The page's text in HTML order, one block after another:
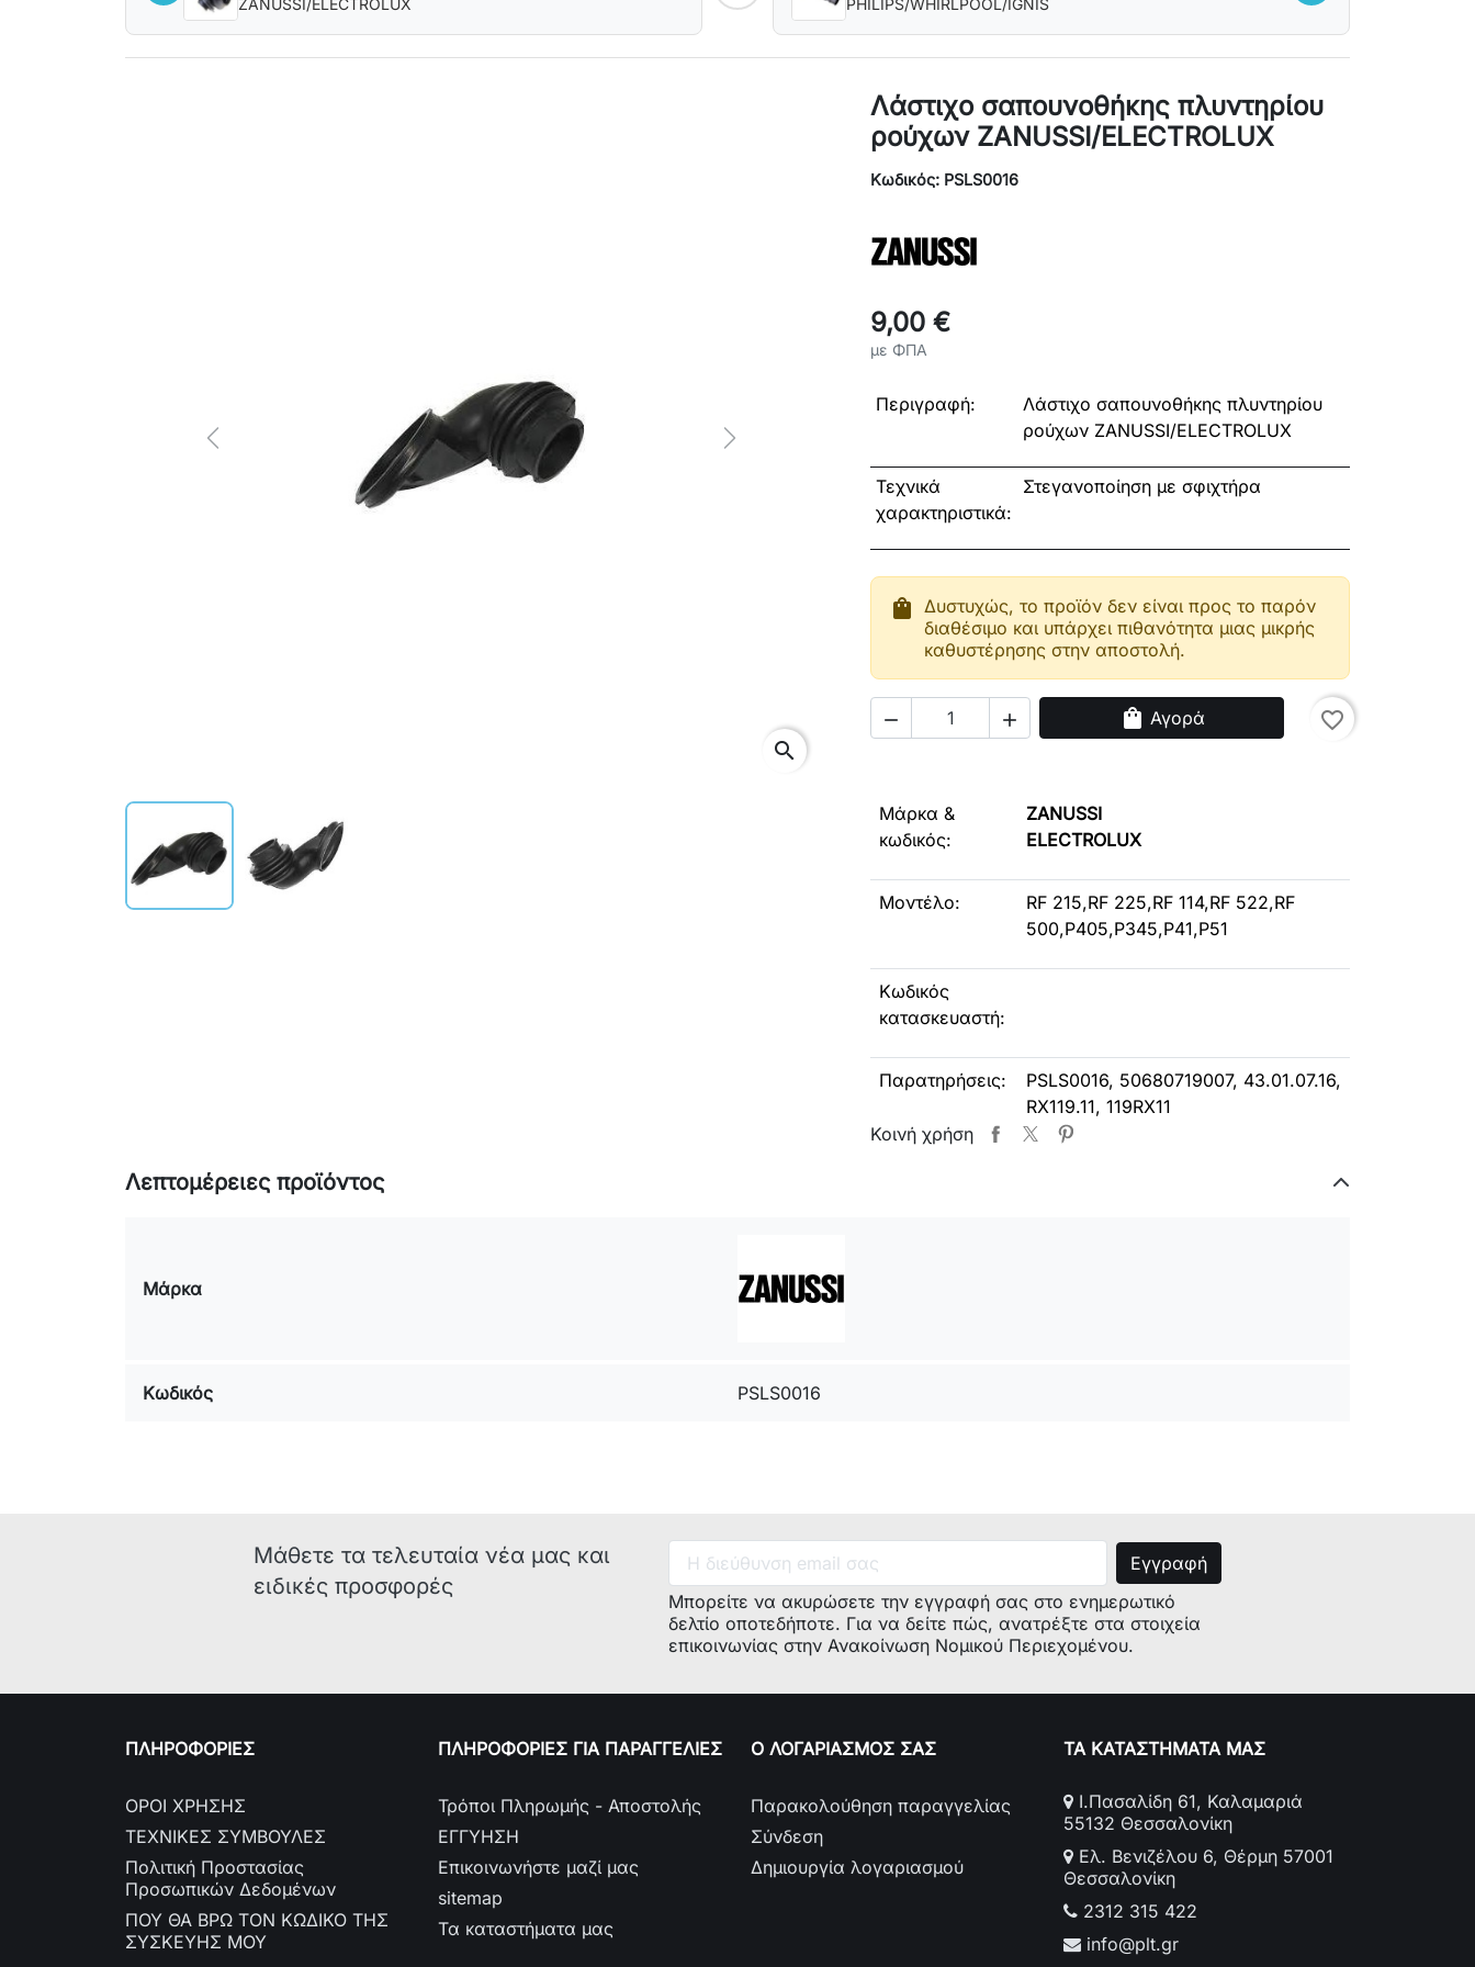
ZANUSSI/ELECTROLUX
PHILIPS/WHIRLPOOL/IGNIS
Previous Next
search
Λάστιχο σαπουνοθήκης πλυντηρίου
ρούχων ZANUSSI/ELECTROLUX
Κωδικός: PSLS0016
9,00 €
με ΦΠΑ
Περιγραφή:
Λάστιχο σαπουνοθήκης πλυντηρίου
ρούχων ZANUSSI/ELECTROLUX
Τεχνικά
χαρακτηριστικά:
Στεγανοποίηση με σφιχτήρα
shopping_bag Δυστυχώς, το προϊόν δεν είναι προς το παρόν
διαθέσιμο και υπάρχει πιθανότητα μιας μικρής
καθυστέρησης στην αποστολή.
  shopping_bag Αγορά favorite_border
Μάρκα &
κωδικός:
ZANUSSI
ELECTROLUX
Μοντέλο:
RF 215,RF 225,RF 114,RF 522,RF
500,P405,P345,P41,P51
Κωδικός
κατασκευαστή:
Παρατηρήσεις:
PSLS0016, 50680719007, 43.01.07.16,
RX119.11, 119RX11
Κοινή χρήση
Λεπτομέρειες προϊόντος
Μάρκα
Κωδικός PSLS0016
Μάθετε τα τελευταία νέα μας και
ειδικές προσφορές
Μπορείτε να ακυρώσετε την εγγραφή σας στο ενημερωτικό
δελτίο οποτεδήποτε. Για να δείτε πώς, ανατρέξτε στα στοιχεία
επικοινωνίας στην Ανακοίνωση Νομικού Περιεχομένου.
ΠΛΗΡΟΦΟΡΙΕΣ
ΟΡΟΙ ΧΡΗΣΗΣ
ΤΕΧΝΙΚΕΣ ΣΥΜΒΟΥΛΕΣ
Πολιτική Προστασίας
Προσωπικών Δεδομένων
ΠΟΥ ΘΑ ΒΡΩ ΤΟΝ ΚΩΔΙΚΟ ΤΗΣ
ΣΥΣΚΕΥΗΣ ΜΟΥ
ΠΛΗΡΟΦΟΡΙΕΣ ΓΙΑ ΠΑΡΑΓΓΕΛΙΕΣ
Τρόποι Πληρωμής - Αποστολής
ΕΓΓΥΗΣΗ
Επικοινωνήστε μαζί μας
sitemap
Τα καταστήματα μας
Ο ΛΟΓΑΡΙΑΣΜΟΣ ΣΑΣ
Παρακολούθηση παραγγελίας
Σύνδεση
Δημιουργία λογαριασμού
ΤΑ ΚΑΤΑΣΤΗΜΑΤΑ ΜΑΣ
Ι.Πασαλίδη 61, Καλαμαριά
55132 Θεσσαλονίκη
Ελ. Βενιζέλου 6, Θέρμη 57001
Θεσσαλονίκη
2312 315 422
info@plt.gr